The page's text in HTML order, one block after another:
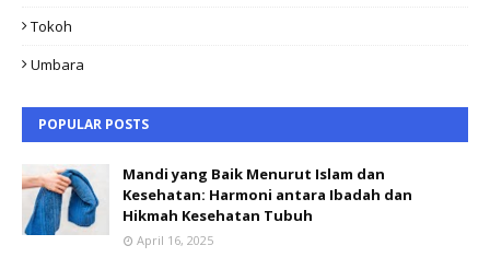
Tokoh
Umbara
POPULAR POSTS
Mandi yang Baik Menurut Islam dan
Kesehatan: Harmoni antara Ibadah dan
Hikmah Kesehatan Tubuh
April 16, 2025